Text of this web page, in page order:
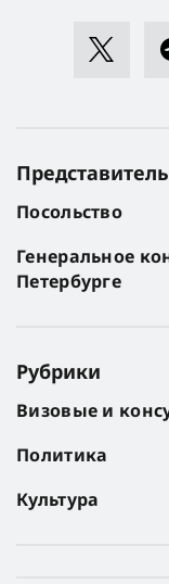
Посольство
Генеральное
Петербурге
Рубрики
Визовые и
Политика
Культура